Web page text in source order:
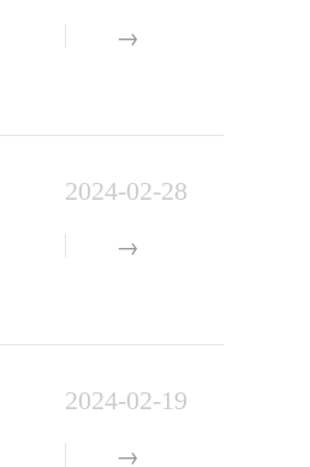
2024-02-28
2024-02-19